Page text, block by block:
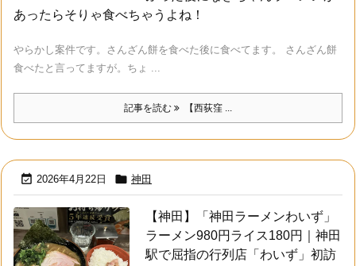
あったらそりゃ食べちゃうよね！
やらかし案件です。さんざん餅を食べた後に食べてます。 さんざん餅
食べたと言ってますが。ちょ ...
記事を読む 【西荻窪 ...
 2026年4月22日  神田
【神田】「神田ラーメンわいず」
ラーメン980円ライス180円｜神田
駅で屈指の行列店「わいず」初訪